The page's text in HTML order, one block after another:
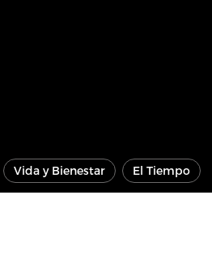
Vida y Bienestar El Tiempo